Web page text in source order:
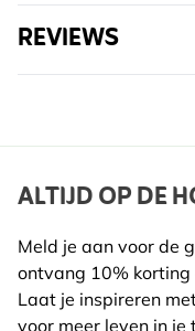
REVIEWS
ALTIJD OP DE
Meld je aan voor de
ontvang 10% korting
Laat je inspireren
voor meer leven in je